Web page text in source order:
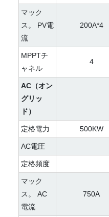
マック
ス。 PV電
流
200A*4
MPPTチ
ャネル
4
AC（オン
グリッ
ド）
定格電力 500KW
AC電圧
定格頻度
マック
ス。 AC
電流
750A